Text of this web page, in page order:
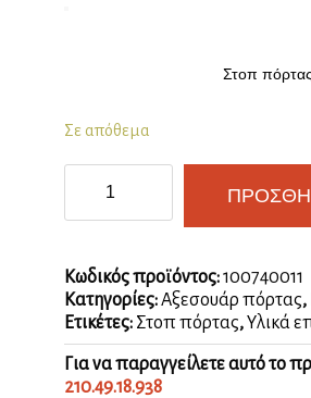
Στοπ πόρτας
Σε απόθεμα
πόρτας
Νίκελ
με
λάστιχο
ποσότητα
Κωδικός προϊόντος:100740011
Κατηγορίες:Αξεσουάρ πόρτας,
Ετικέτες: Στοπ πόρτας,Υλικά
Για να παραγγείλετε αυτό το
210.49.18.938